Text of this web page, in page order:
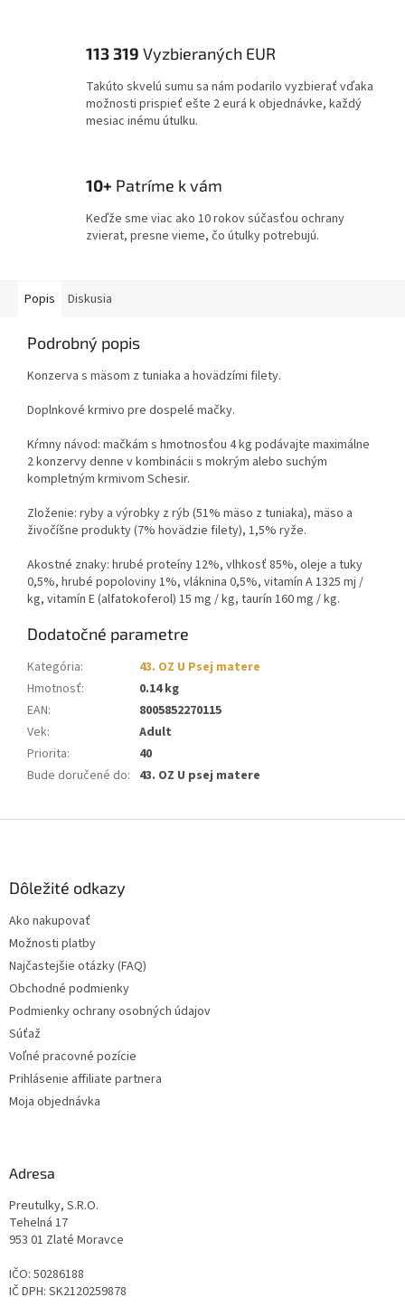
113 319 Vyzbieraných EUR
Takúto skvelú sumu sa nám podarilo vyzbierať vďaka
možnosti prispieť ešte 2 eurá k objednávke, každý
mesiac inému útulku.
10+ Patríme k vám
Keďže sme viac ako 10 rokov súčasťou ochrany
zvierat, presne vieme, čo útulky potrebujú.
Popis Diskusia
Podrobný popis
Konzerva s mäsom z tuniaka a hovädzími filety.
Doplnkové krmivo pre dospelé mačky.
Kŕmny návod: mačkám s hmotnosťou 4 kg podávajte maximálne
2 konzervy denne v kombinácii s mokrým alebo suchým
kompletným krmivom Schesir.
Zloženie: ryby a výrobky z rýb (51% mäso z tuniaka), mäso a
živočíšne produkty (7% hovädzie filety), 1,5% ryže.
Akostné znaky: hrubé proteíny 12%, vlhkosť 85%, oleje a tuky
0,5%, hrubé popoloviny 1%, vláknina 0,5%, vitamín A 1325 mj /
kg, vitamín E (alfatokoferol) 15 mg / kg, taurín 160 mg / kg.
Dodatočné parametre
Kategória:
43. OZ U Psej matere
Hmotnosť:
0.14 kg
EAN:
8005852270115
Vek:
Adult
Priorita:
40
Bude doručené do: 43. OZ U psej matere
Dôležité odkazy
Ako nakupovať
Možnosti platby
Najčastejšie otázky (FAQ)
Obchodné podmienky
Podmienky ochrany osobných údajov
Súťaž
Voľné pracovné pozície
Prihlásenie affiliate partnera
Moja objednávka
Adresa
Preutulky, S.R.O.
Tehelná 17
953 01 Zlaté Moravce
IČO: 50286188
IČ DPH: SK2120259878